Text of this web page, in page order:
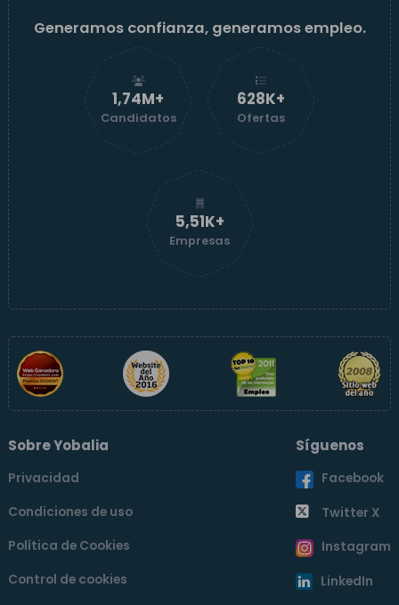
Generamos confianza, generamos empleo.
1,74M+
Candidatos
629K+
Ofertas
5,51K+
Empresas
Sobre Yobalia
Privacidad
Condiciones de uso
Política de Cookies
Control de cookies
Síguenos
Facebook
Twitter X
Instagram
LinkedIn